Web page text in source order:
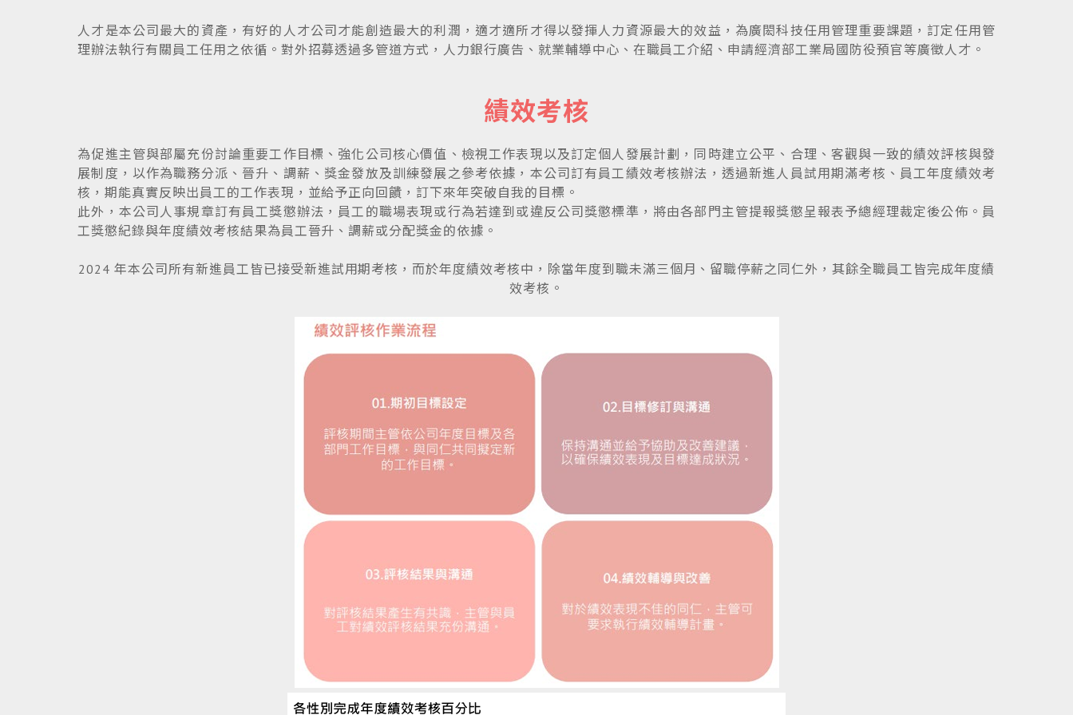
人才是本公司最大的資產，有好的人才公司才能創造最大的利潤，適才適所才得以發揮人力資源最大的效益，為廣閎科技任用管理重要課題，訂定任用管
理辦法執行有關員工任用之依循。對外招募透過多管道方式，人力銀行廣告、就業輔導中心、在職員工介紹、申請經濟部工業局國防役預官等廣徵人才。
績效考核
為促進主管與部屬充份討論重要工作目標、強化公司核心價值、檢視工作表現以及訂定個人發展計劃，同時建立公平、合理、客觀與一致的績效評核與發
展制度，以作為職務分派、晉升、調薪、獎金發放及訓練發展之參考依據，本公司訂有員工績效考核辦法，透過新進人員試用期滿考核、員工年度績效考
核，期能真實反映出員工的工作表現，並給予正向回饋，訂下來年突破自我的目標。
此外，本公司人事規章訂有員工獎懲辦法，員工的職場表現或行為若達到或違反公司獎懲標準，將由各部門主管提報獎懲呈報表予總經理裁定後公佈。員
工獎懲紀錄與年度績效考核結果為員工晉升、調薪或分配獎金的依據。
2024 年本公司所有新進員工皆已接受新進試用期考核，而於年度績效考核中，除當年度到職未滿三個月、留職停薪之同仁外，其餘全職員工皆完成年度績
效考核。